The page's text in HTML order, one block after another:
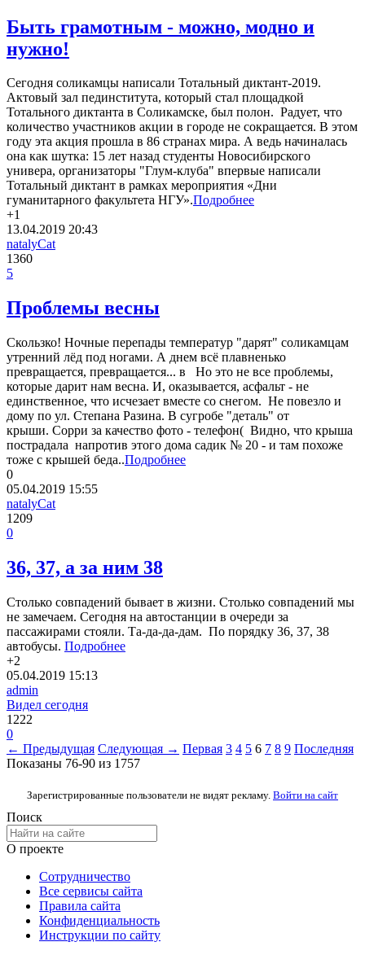
Быть грамотным - можно, модно и
нужно!
Сегодня соликамцы написали Тотальный диктант-2019.
Актовый зал пединститута, который стал площадкой
Тотального диктанта в Соликамске, был полон. Радует, что
количество участников акции в городе не сокращается. В этом
году эта акция прошла в 86 странах мира. А ведь начиналась
она как шутка: 15 лет назад студенты Новосибирского
универа, организаторы "Глум-клуба" впервые написали
Тотальный диктант в рамках мероприятия «Дни
гуманитарного факультета НГУ».Подробнее
+1
13.04.2019 20:43
natalyCat
1360
5
Проблемы весны
Скользко! Ночные перепады температур "дарят" соликамцам
утренний лёд под ногами. А днем всё плавненько
превращается, превращается... в Но это не все проблемы,
которые дарит нам весна. И, оказывается, асфальт - не
единственное, что исчезает вместе со снегом. Не повезло и
дому по ул. Степана Разина. В сугробе "деталь" от
крыши. Сорри за качество фото - телефон( Видно, что крыша
пострадала напротив этого дома садик № 20 - и там похоже
тоже с крышей беда..Подробнее
0
05.04.2019 15:55
natalyCat
1209
0
36, 37, а за ним 38
Столько совпадений бывает в жизни. Столько совпадений мы
не замечаем. Сегодня на автостанции в очереди за
пассажирами стояли. Та-да-да-дам. По порядку 36, 37, 38
автобусы. Подробнее
+2
05.04.2019 15:13
admin
Видел сегодня
1222
0
← Предыдущая Следующая → Первая 3 4 5 6 7 8 9 Последняя
Показаны 76-90 из 1757
Зарегистрированные пользователи не видят рекламу. Войти на сайт
Поиск
О проекте
Сотрудничество
Все сервисы сайта
Правила сайта
Конфиденциальность
Инструкции по сайту